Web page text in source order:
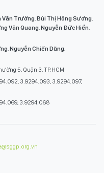
Văn Trường,Bùi Thị Hồng Sương,
Văn Quang,Nguyễn Đức Hiển,
,Nguyễn Chiến Dũng,
5, Quận 3, TP.HCM
3.9294.093, 3.9294.097,
3.9294.068